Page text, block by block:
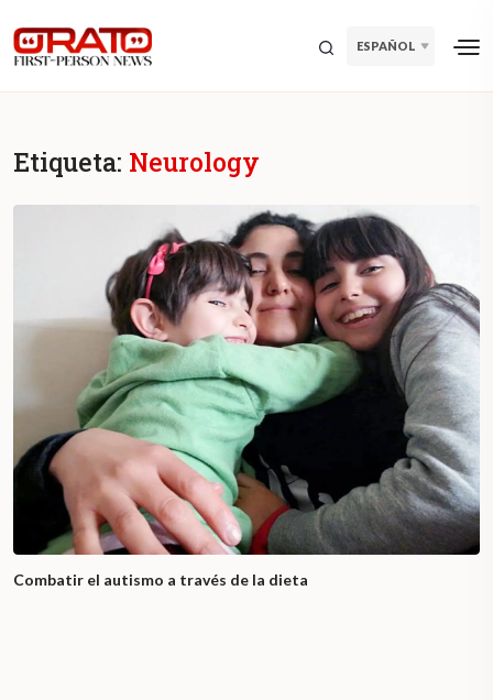
ESPAÑOL
Etiqueta: Neurology
Combatir el autismo a través de la dieta